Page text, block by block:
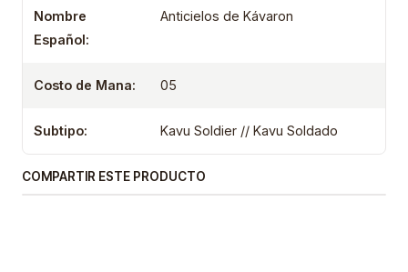
Nombre
Español:
Anticielos de Kávaron
Costo de Mana: 05
Subtipo: Kavu Soldier // Kavu Soldado
COMPARTIR ESTE PRODUCTO